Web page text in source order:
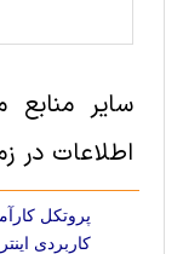
اطلاعات در
پروتکل
کاربردی